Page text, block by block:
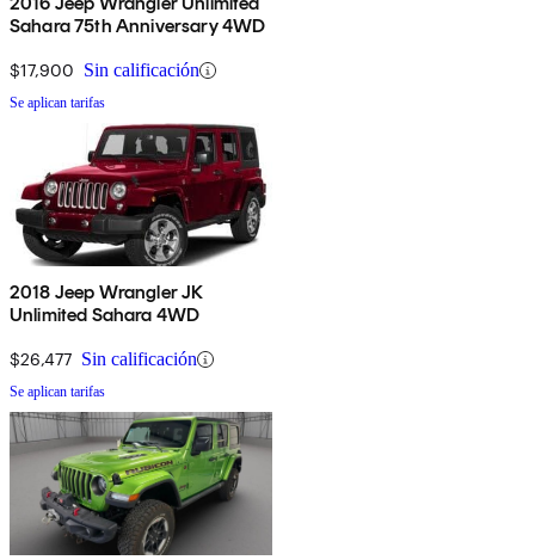
Sahara 75th Anniversary 4WD
$17,900 Sin calificación
Se aplican tarifas
2018 Jeep Wrangler JK
Unlimited Sahara 4WD
$26,477 Sin calificación
Se aplican tarifas